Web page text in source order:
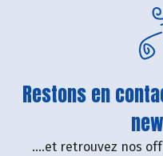
Restons en
....et retrouvez nos